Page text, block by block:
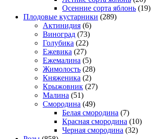
Осенние сорта яблонь (19)
Плодовые кустарники (289)
Актинидия (6)
Виноград (73)
Голубика (22)
Ежевика (27)
Ежемалина (5)
Жимолость (28)
Княженика (2)
Крыжовник (27)
Малина (51)
Смородина (49)
Белая смородина (7)
Красная смородина (10)
Черная смородина (32)